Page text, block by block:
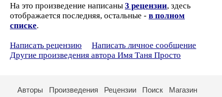
На это произведение написаны 3 рецензии, здесь
отображается последняя, остальные - в полном
списке.
Написать рецензию
Написать личное сообщение
Другие произведения автора Имя Таня Просто
Авторы Произведения Рецензии Поиск
Магазин